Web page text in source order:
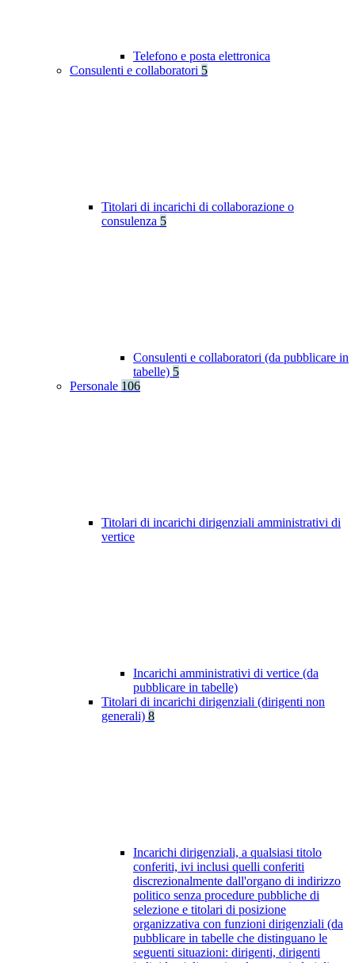
Telefono e posta elettronica
Consulenti e collaboratori 5
Titolari di incarichi di collaborazione o
consulenza 5
Consulenti e collaboratori (da pubblicare in
tabelle) 5
Personale 106
Titolari di incarichi dirigenziali amministrativi di
vertice
Incarichi amministrativi di vertice (da
pubblicare in tabelle)
Titolari di incarichi dirigenziali (dirigenti non
generali) 8
Incarichi dirigenziali, a qualsiasi titolo
conferiti, ivi inclusi quelli conferiti
discrezionalmente dall'organo di indirizzo
politico senza procedure pubbliche di
selezione e titolari di posizione
organizzativa con funzioni dirigenziali (da
pubblicare in tabelle che distinguano le
seguenti situazioni: dirigenti, dirigenti